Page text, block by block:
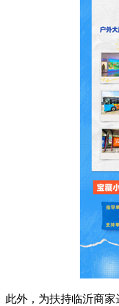
此外，为扶持临沂商